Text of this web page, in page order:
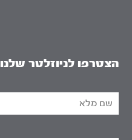
הצטרפו לניוזלטר שלנו